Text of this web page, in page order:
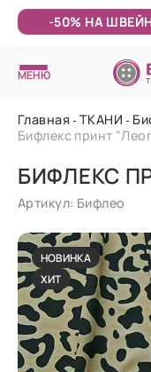
-50% НА
МЕНЮ
Главная ТКАНИ
Бифлекс принт
БИФЛЕКС
Артикул: Бифлео
НОВИНКА
ХИТ